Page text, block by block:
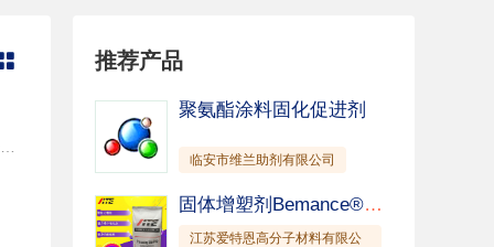
XPH201 无泡表面活性剂 产品概述 XPH201是一种以天然产物为基础的新型烷基羧酸异构多醇胺皂。无泡、脱脂力强；耐强碱；降凝胶能力高；优异的水溶性、水洗性和配伍性；无磷、环保、对皮肤和眼睛无刺激、可完全生物降解。产品耐用性好，配伍性好，与常规助剂配合可以制造出高品质脱脂产品。特别适用于常温加温循环喷淋清洗、超声波清洗和浸泡清洗，具有高效除油和无泡沫累积的特点。 应 用 ·应用于低泡或无泡清洗体系，建议原液添加量为5%-10%； ·应用于无泡切/磨削加工液体系，建议原液添加量为3%-8%。 性能特点 ·无泡沫，不含有机硅、聚醚和消泡剂； ·耐高碱，可耐20%NaOH水溶液； ·耐硬水，可抗水硬度＞50000ppm； ·优异的水溶性、水洗性和配伍性； ·优异的防锈性和良好的铝缓蚀性； ·杰出的极压润滑性，可有效降低体系摩擦系数，减少损耗； ·高效除油、脱脂能力，特别适用于高品质无磷环保常温加温无泡或低泡工业洗涤。 技术指标 产品名称 XPH201 外观 （25℃） 棕红色透明液体 密度（20℃）/（g/cm3） 1.08 PH值/（1%水溶液） 7.0-9.0 稳定性 2年 泡沫高度（0.25%，毫米， Ross-Miles法，初始/5分钟） 0/0 表面张力（1%水溶液，mN/m） 42.0 离子类型 非离子 浊点（1%水溶液，℃） ＞95 注意事项 按一般化学品贮存和运输，贮存于干燥通风处。 包 装 50L塑料桶，50kg/桶；200L塑料桶，200kg/桶。
推荐产品
聚氨酯涂料固化促进剂
临安市维兰助剂有限公司
固体增塑剂Bemance®B-02
江苏爱特恩高分子材料有限公